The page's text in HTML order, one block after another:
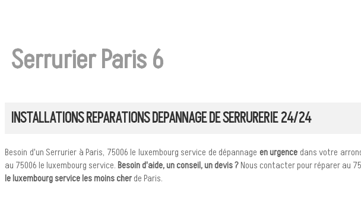
Serrurier Paris 6
INSTALLATIONS REPARATIONS DEPANNAGE DE SERRURERIE 24/24
Besoin d'un Serrurier à Paris, 75006 le luxembourg service de dépannage en urgence dans votre
au 75006 le luxembourg service. Besoin d'aide, un conseil, un devis ?Nous contacter pour réparer au
le luxembourg service les moins cherde Paris.